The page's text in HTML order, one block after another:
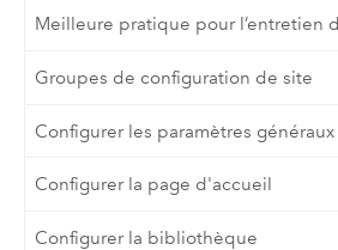
Meilleure pratique pour l’entretien
Groupes de configuration de site
Configurer les paramètres généraux
Configurer la page d'accueil
Configurer la bibliothèque